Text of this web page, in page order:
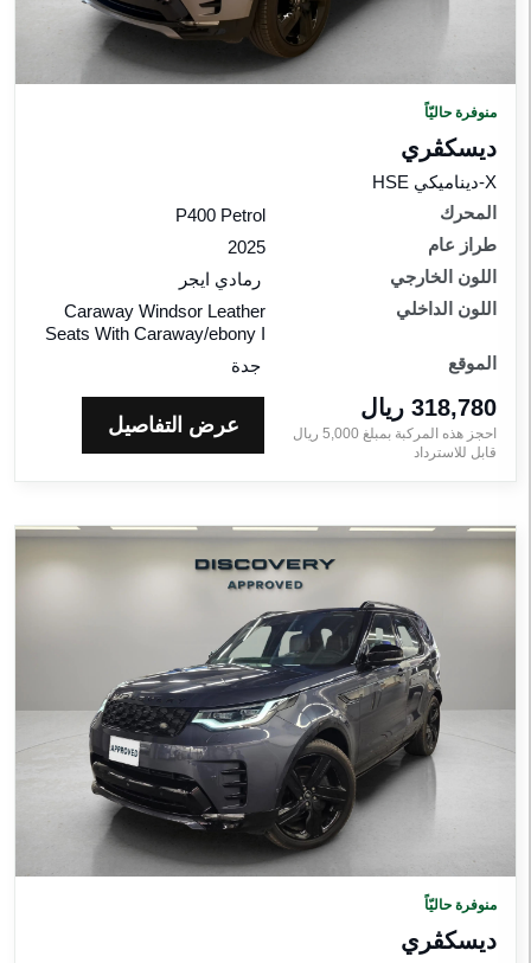
منوفرة حاليّاً
ديسكڤري
X-ديناميكي HSE
المحرك
P400 Petrol
طراز عام
2025
اللون الخارجي
رمادي ايجر
اللون الداخلي
Caraway Windsor Leather
Seats With Caraway/ebony I
الموقع
جدة
318,780 ريال‎
احجز هذه المركبة بمبلغ 5,000 ريال‎
قابل للاسترداد
عرض التفاصيل
منوفرة حاليّاً
ديسكڤري